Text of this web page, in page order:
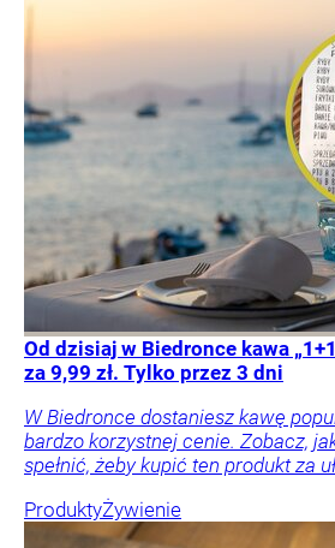
Od dzisiaj w Biedronce kawa
za 9,99 zł. Tylko przez 3 dni
W Biedronce dostaniesz kawę
bardzo korzystnej cenie. Zobacz,
spełnić, żeby kupić ten produkt za
ProduktyŻywienie